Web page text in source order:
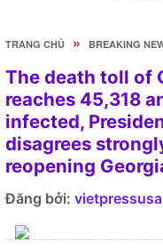
TRANG CHỦ » BREAKING
The death toll of
reaches 45,318
infected,
disagrees
reopening
Đăng bởi: vietpressusa